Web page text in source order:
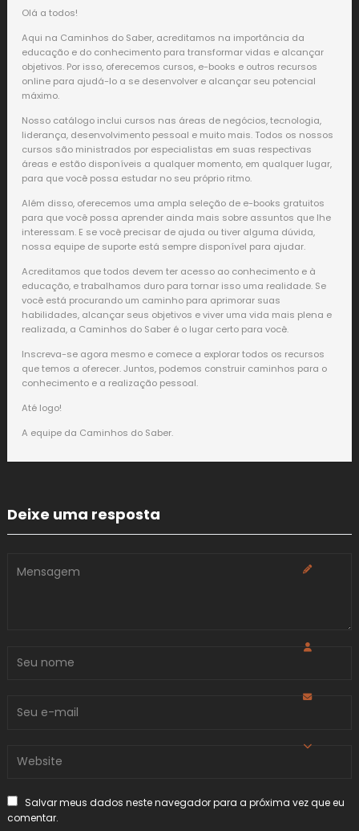
Olá a todos!
Aqui na Caminhos do Saber, acreditamos na importância da
educação e do conhecimento para transformar vidas e alcançar
objetivos. Por isso, oferecemos cursos, e-books e outros recursos
online para ajudá-lo a se desenvolver e alcançar seu potencial
máximo.
Nosso catálogo inclui cursos nas áreas de negócios, tecnologia,
liderança, desenvolvimento pessoal e muito mais. Todos os nossos
cursos são ministrados por especialistas em suas respectivas
áreas e estão disponíveis a qualquer momento, em qualquer lugar,
para que você possa estudar no seu próprio ritmo.
Além disso, oferecemos uma ampla seleção de e-books gratuitos
para que você possa aprender ainda mais sobre assuntos que lhe
interessam. E se você precisar de ajuda ou tiver alguma dúvida,
nossa equipe de suporte está sempre disponível para ajudar.
Acreditamos que todos devem ter acesso ao conhecimento e à
educação, e trabalhamos duro para tornar isso uma realidade. Se
você está procurando um caminho para aprimorar suas
habilidades, alcançar seus objetivos e viver uma vida mais plena e
realizada, a Caminhos do Saber é o lugar certo para você.
Inscreva-se agora mesmo e comece a explorar todos os recursos
que temos a oferecer. Juntos, podemos construir caminhos para o
conhecimento e a realização pessoal.
Até logo!
A equipe da Caminhos do Saber.
Deixe uma resposta
Salvar meus dados neste navegador para a próxima vez que eu
comentar.